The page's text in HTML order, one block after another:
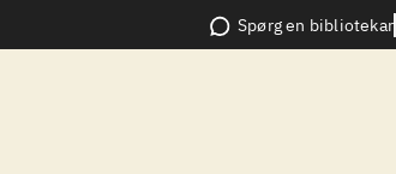
Spørg en bibliotekar